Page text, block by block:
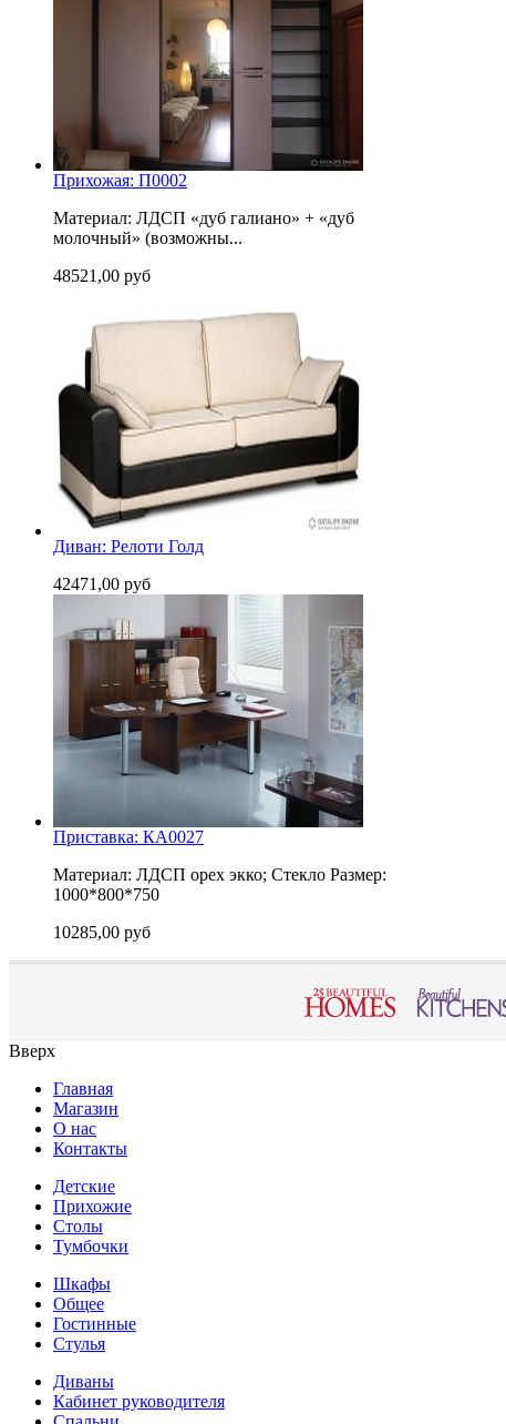
Прихожая: П0002
Материал: ЛДСП «дуб галиано» + «дуб
молочный» (возможны...
48521,00 руб
Диван: Релоти Голд
42471,00 руб
Приставка: КА0027
Материал: ЛДСП орех экко; Стекло Размер:
1000*800*750
10285,00 руб
Вверх
Главная
Магазин
О нас
Контакты
Детские
Прихожие
Столы
Тумбочки
Шкафы
Общее
Гостинные
Стулья
Диваны
Кабинет руководителя